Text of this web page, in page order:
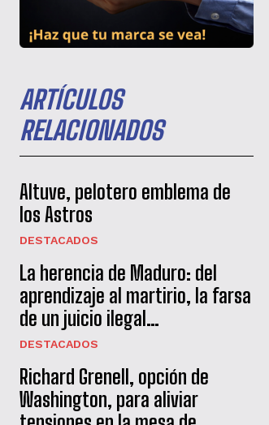
ARTÍCULOS
RELACIONADOS
Altuve, pelotero emblema de
los Astros
DESTACADOS
La herencia de Maduro: del
aprendizaje al martirio, la farsa
de un juicio ilegal…
DESTACADOS
Richard Grenell, opción de
Washington, para aliviar